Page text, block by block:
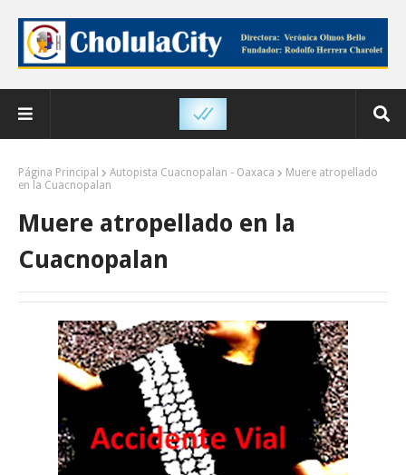
Página Principal Autopista Cuacnopalan - Oaxaca
Muere atropellado
en la Cuacnopalan
Muere atropellado en la
Cuacnopalan